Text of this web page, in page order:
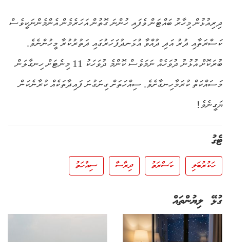
ދިރިއުޅުން މިހާރު ބައްޓަން ވެފައި ހުންނަ ގޮތުން އަހަރެމެން އެންމެންނަކީވެސް
ކަސްރަތާއި ދުރު އަދި ދުއްވާ އުޅަނދުފަހަރުގައި ދަތުރުކުރާ މީހުންނެވެ.
ބުރަކޮށް އުޅުނު ދުވަހެއް ނަމަވެސް ކޮންމެ ދުވަހަކު 11 މިނެޓަށް ހިނގާލަން
މަސައްކަތް ކުރަމާހިނގާށެވެ. ސިއްހަތަށް ގިނަގުނަ ފައިދާތަކެއް ކުރާނެކަން
ޔަގީނެވެ!
ޓެގު
ހަކުރުބަލި ކަސްރަތު ދިރާސާ ސިއްހަތު
ގުޅޭ ލިޔުންތައް